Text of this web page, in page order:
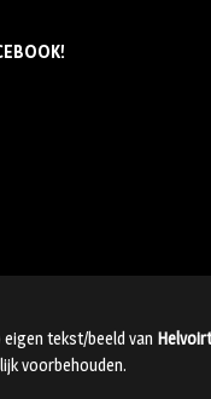
tekst/beeld van
voorbehouden.